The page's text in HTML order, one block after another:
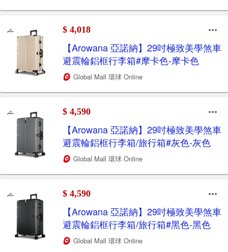
$ 4,018
【Arowana 亞諾納】29吋極致美學煞車
避震輪鋁框行李箱#摩卡色-摩卡色
Global Mall 環球 Online
$ 4,590
【Arowana 亞諾納】29吋極致美學煞車
避震輪鋁框行李箱/旅行箱#灰色-灰色
Global Mall 環球 Online
$ 4,590
【Arowana 亞諾納】29吋極致美學煞車
避震輪鋁框行李箱/旅行箱#黑色-黑色
Global Mall 環球 Online